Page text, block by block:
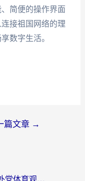
简便的操作界面
接祖国网络的理
数字生活。
篇文章 →
在香港怎么看cba直播的？海外党体育观赛终极指南：告别版权限制，畅享中文解说